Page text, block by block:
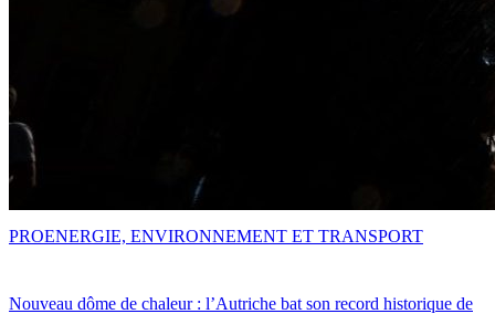
Nouveau dôme de chaleur : l’Autriche bat son record historique de
PROENERGIE, ENVIRONNEMENT ET TRANSPORT